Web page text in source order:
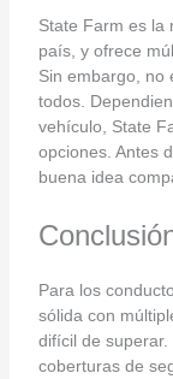
State Farm es la
país, y ofrece
Sin embargo, no
todos.
vehículo, State
opciones. Antes
buena idea
Para los
sólida con
difícil de
coberturas de